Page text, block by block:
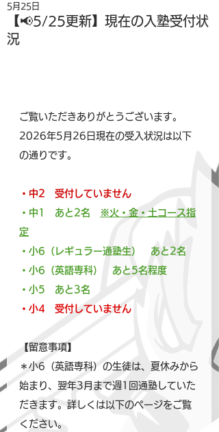
【📢5/25更新】現在の入塾受付状
況
5月25日
ご覧いただきありがとうございます。
2026年5月26日現在の受入状況は以下
の通りです。
・中2　受付していません
・中1　あと2名
※火・金・土コース指
定
・小6（レギュラー通塾生）　あと2名
・小6（英語専科）　あと5名程度
・小5　あと3名
・小4　受付していません
【留意事項】
＊小6（英語専科）の生徒は、夏休みから
始まり、翌年3月まで週1回通塾していた
だきます。詳しくは以下のページをご覧
ください。